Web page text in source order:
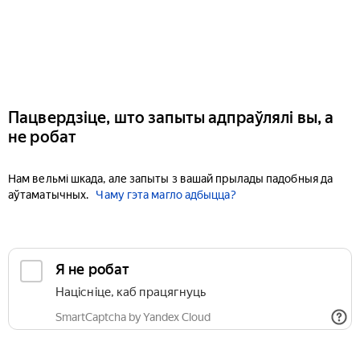
Пацвердзіце, што запыты адпраўлялі вы, а
не робат
Нам вельмі шкада, але запыты з вашай прылады падобныя да
аўтаматычных.
Чаму гэта магло адбыцца?
Я не робат
Націсніце, каб працягнуць
SmartCaptcha by Yandex Cloud